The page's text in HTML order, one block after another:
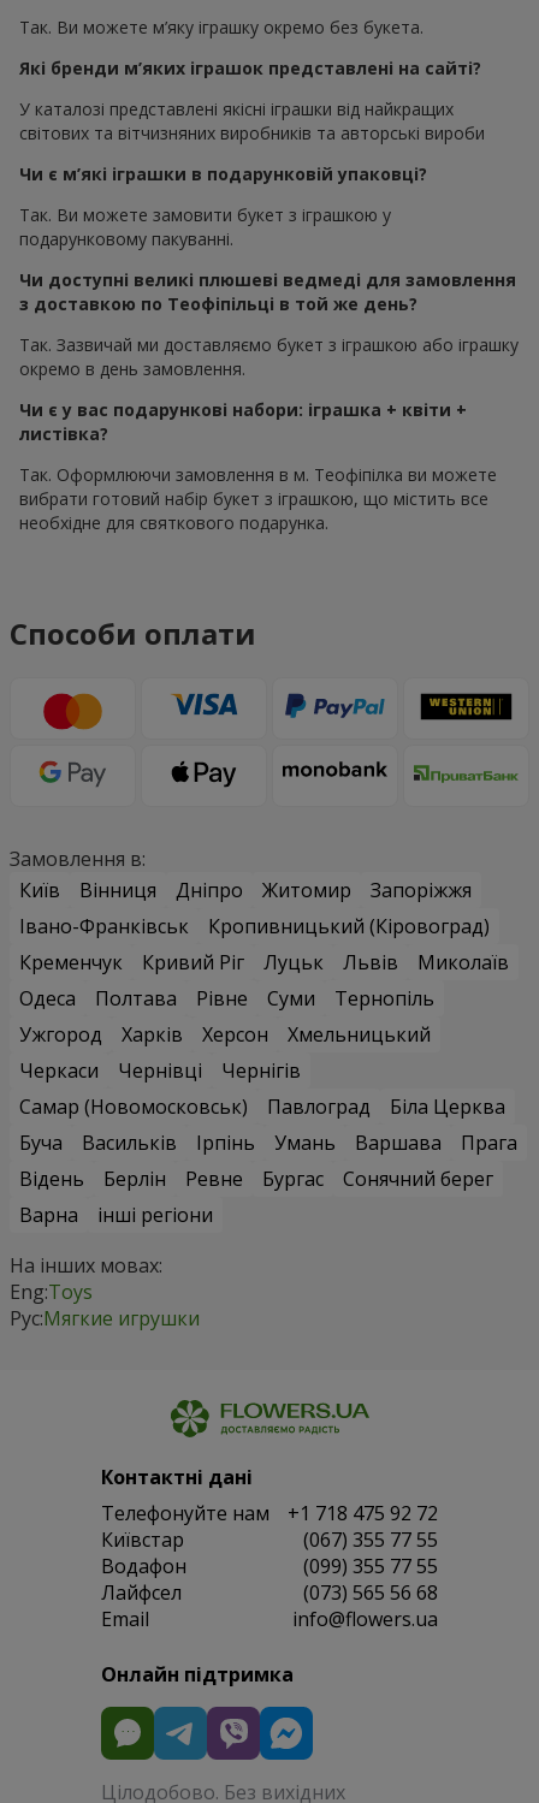
Так. Ви можете м’яку іграшку окремо без букета.
Які бренди м’яких іграшок представлені на сайті?
У каталозі представлені якісні іграшки від найкращих
світових та вітчизняних виробників та авторські вироби
Чи є м’які іграшки в подарунковій упаковці?
Так. Ви можете замовити букет з іграшкою у
подарунковому пакуванні.
Чи доступні великі плюшеві ведмеді для замовлення
з доставкою по Теофіпільці в той же день?
Так. Зазвичай ми доставляємо букет з іграшкою або іграшку
окремо в день замовлення.
Чи є у вас подарункові набори: іграшка + квіти +
листівка?
Так. Оформлюючи замовлення в м. Теофіпілка ви можете
вибрати готовий набір букет з іграшкою, що містить все
необхідне для святкового подарунка.
Способи оплати
Замовлення в:
Київ
Вінниця Дніпро Житомир
Запоріжжя
Івано-Франківськ
Кропивницький (Кіровоград)
Кременчук
Кривий Ріг Луцьк Львів
Миколаїв
Одеса
Полтава Рівне Суми
Тернопіль
Ужгород
Харків Херсон
Хмельницький
Черкаси
Чернівці
Чернігів
Самар (Новомосковськ)
Павлоград
Біла Церква
Буча
Васильків Ірпінь Умань Варшава
Прага
Відень
Берлін Ревне Бургас
Сонячний берег
Варна
інші регіони
На інших мовах:
Eng:Toys
Рус:Мягкие игрушки
Контактні дані
Телефонуйте нам
+1 718 475 92 72
Київстар
(067) 355 77 55
Водафон
(099) 355 77 55
Лайфсел
(073) 565 56 68
Email
info@flowers.ua
Онлайн підтримка
Цілодобово. Без вихідних